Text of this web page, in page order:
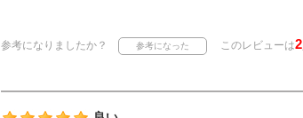
参考になりましたか？ このレビューは2